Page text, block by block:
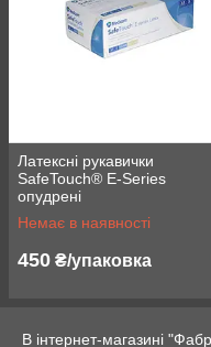
Латексні рукавички
SafeTouch® E-Series
опудрені
Немає в наявності
450 ₴/упаковка
В інтернет-магазині